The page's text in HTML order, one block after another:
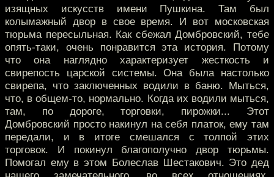
изящных искусств имени Пушкина. Там был
колымажный двор в свое время. И вот московская
тюрьма пересыльная. Как сбежал Домбровский, тебе
опять-таки, очень понравится эта история. Потому
что она наглядно характеризует жесткость и
свирепость царской системы. Она была настолько
свирепа, что заключенных водили в баню. Мыться,
что, в общем-то, нормально. Когда их водили мыться,
там, по дороге, торговки, пирожки... Этот
Домбровский просто накинул на себя платок, ему там
передали, и в итоге смешался с толпой этих
торговок. И покинул благополучно двор тюрьмы.
Помогал ему в этом Болеслав Шестакович. Это дед